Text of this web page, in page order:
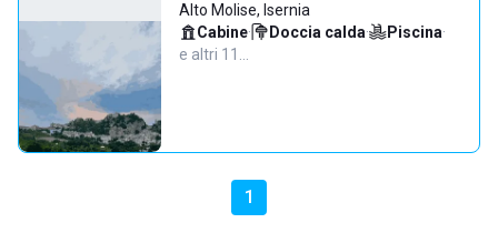
Alto Molise, Isernia
Cabine· Doccia calda· Piscina·
e altri 11…
1